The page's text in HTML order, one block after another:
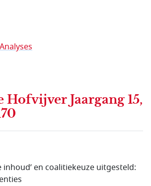
Hofvijver Jaargang 15,
inhoud’ en coalitiekeuze uitgesteld: